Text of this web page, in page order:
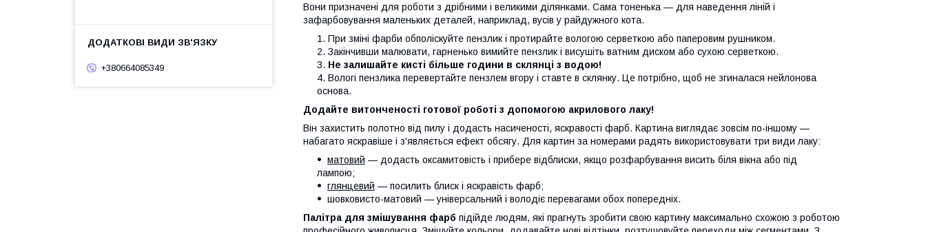
Вони призначені для роботи з дрібними і великими ділянками. Сама тоненька — для наведення ліній і
зафарбовування маленьких деталей, наприклад, вусів у райдужного кота.
При зміні фарби обполіскуйте пензлик і протирайте вологою серветкою або паперовим рушником.
Закінчивши малювати, гарненько вимийте пензлик і висушіть ватним диском або сухою серветкою.
Не залишайте кисті більше години в склянці з водою!
Вологі пензлика перевертайте пензлем вгору і ставте в склянку. Це потрібно, щоб не згиналася нейлонова
основа.
Додайте витонченості готової роботі з допомогою акрилового лаку!
Він захистить полотно від пилу і додасть насиченості, яскравості фарб. Картина виглядає зовсім по-іншому —
набагато яскравіше і з'являється ефект обсягу. Для картин за номерами радять використовувати три види лаку:
матовий — додасть оксамитовість і прибере відблиски, якщо розфарбування висить біля вікна або під
лампою;
глянцевий — посилить блиск і яскравість фарб;
шовковисто-матовий — універсальний і володіє перевагами обох попередніх.
Палітра для змішування фарб підійде людям, які прагнуть зробити свою картину максимально схожою з роботою
+380664085349